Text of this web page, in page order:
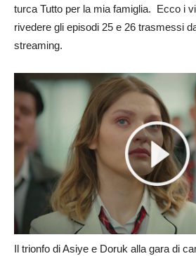
turca Tutto per la mia famiglia. Ecco i
rivedere gli episodi 25 e 26 trasmessi
streaming.
Il trionfo di Asiye e Doruk alla gara di